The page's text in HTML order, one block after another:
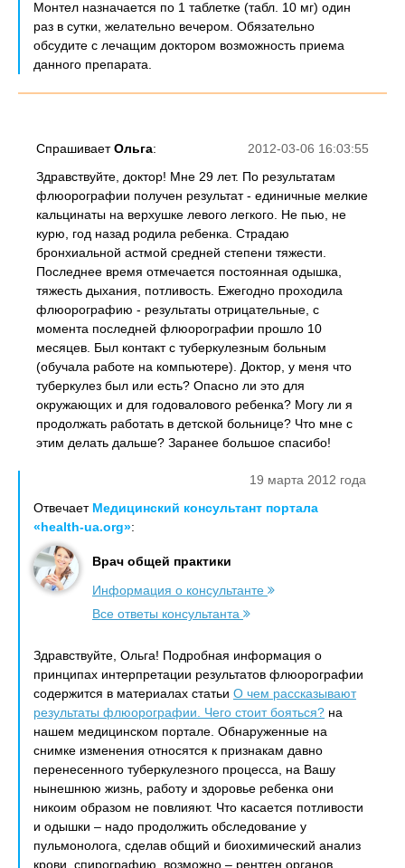
Монтел назначается по 1 таблетке (табл. 10 мг) один
раз в сутки, желательно вечером. Обязательно
обсудите с лечащим доктором возможность приема
данного препарата.
2012-03-06 16:03:55
СпрашиваетОльга:
Здравствуйте, доктор! Мне 29 лет. По результатам
флюорографии получен результат - единичные мелкие
кальцинаты на верхушке левого легкого. Не пью, не
курю, год назад родила ребенка. Страдаю
бронхиальной астмой средней степени тяжести.
Последнее время отмечается постоянная одышка,
тяжесть дыхания, потливость. Ежегодно проходила
флюорографию - результаты отрицательные, с
момента последней флюорографии прошло 10
месяцев. Был контакт с туберкулезным больным
(обучала работе на компьютере). Доктор, у меня что
туберкулез был или есть? Опасно ли это для
окружающих и для годовалового ребенка? Могу ли я
продолжать работать в детской больнице? Что мне с
этим делать дальше? Заранее большое спасибо!
19 марта 2012 года
Отвечает Медицинский консультант портала
«health-ua.org»:
Врач общей практики
Информация о консультанте
Все ответы консультанта
Здравствуйте, Ольга! Подробная информация о
принципах интерпретации результатов флюорографии
содержится в материалах статьи О чем рассказывают
результаты флюорографии. Чего стоит бояться? на
нашем медицинском портале. Обнаруженные на
снимке изменения относятся к признакам давно
перенесенного туберкулезного процесса, на Вашу
нынешнюю жизнь, работу и здоровье ребенка они
никоим образом не повлияют. Что касается потливости
и одышки – надо продолжить обследование у
пульмонолога, сделав общий и биохимический анализ
крови, спирографию, возможно – рентген органов